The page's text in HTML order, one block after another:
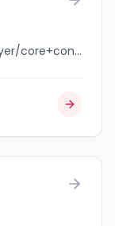
jobbank.gc.ca/browsejobs/employer/core+connections/ca